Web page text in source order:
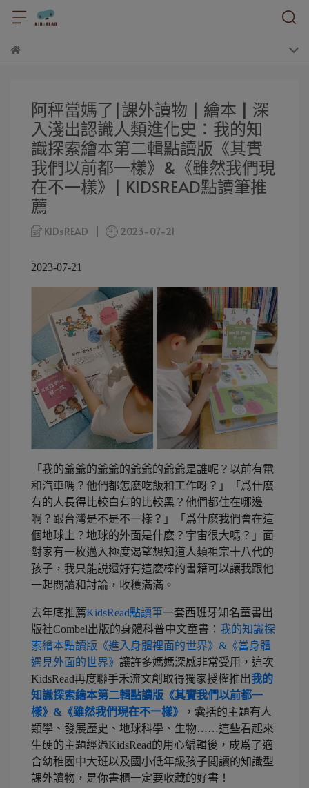
阿秤當媽了|課外讀物 | 繪本 | 深
入淺出認識人類進化史：我的知
識探索繪本第二輯點讀版《其實
我們以前都一樣》&《雖然我們現
在不一樣》| KIDSREAD點讀筆推
薦
KIDsREAD 2023-07-21
2023-07-21
「我的爺爺的爺爺的爺爺的爺爺是誰呢？以前有電
和汽車嗎？他們都怎麽吃飯和工作呀？」「爲什麽
有的人長得比較白有的比較黑？他們都住在哪邊
啊？跟台灣是不是不一樣？」「爲什麽我們會在這
個地球上？地球的外面是什麽？宇宙很大嗎？」面
對家有一枚邁入極度渴望想知道人類祖宗十八代的
孩子，我只能説還好有這麽棒的書籍可以讓我跟他
一起閲讀和討論，收穫滿滿。
去年底推薦KidsRead點讀筆一套西班牙知名童書出
版社Combel出版的身體科普中文童書： 我的知識探
索繪本點讀版《進入身體裡面的世界》&《當身體
遇見外面的世界》 讓許多媽媽深感非常受用，這次
KidsRead再度聯手禾流文創取得獨家授權推出我的
知識探索繪本第二輯點讀版《其實我們以前都一
樣》&《雖然我們現在不一樣》
，囊括的主題有人
類學、發展歷史、地球科學、生物……這些看起來
生硬的主題經過KidsRead的用心編輯後，成爲了適
合幼稚園中大班以及國小低年級孩子閲讀的知識型
課外讀物，是你書櫃一定要收藏的好書！